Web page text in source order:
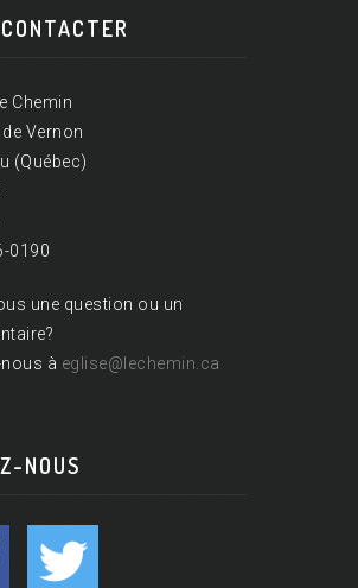
Chemin
Vernon
(Québec)
0190
une question ou un
à eglise@lechemin.ca
NOUS